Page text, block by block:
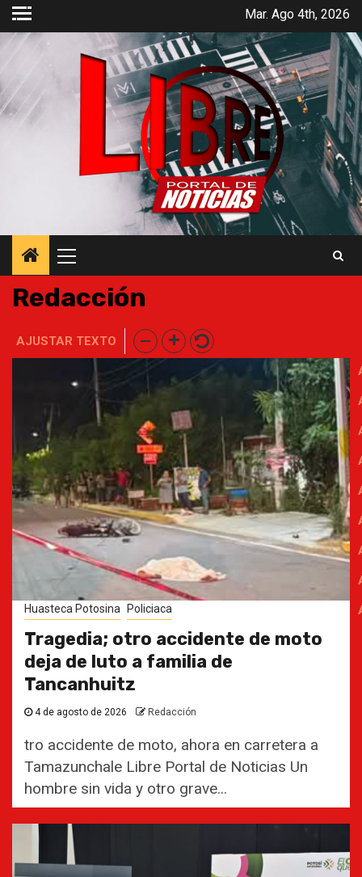
Saltar
contenido
Mar. Ago 4th, 2026
principal
Redacción
AJUSTAR TEXTO
Huasteca Potosina Policiaca
Tragedia; otro accidente de moto
deja de luto a familia de
Tancanhuitz
4 de agosto de 2026 Redacción
tro accidente de moto, ahora en carretera a
Tamazunchale Libre Portal de Noticias Un
hombre sin vida y otro grave...